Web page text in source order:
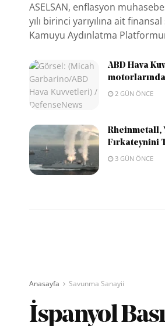
ASELSAN, enflasyon
yılı birinci yarıyılına ait finansal
Kamuyu Aydınlatma
ABD Hava
2 GÜN ÖNCE
Rheinmetall,
Fırkateynini
3 GÜN ÖNCE
Anasayfa Savunma Sanayii
İspanyol